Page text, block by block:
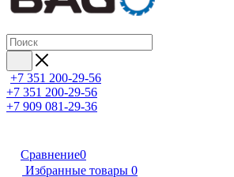
+7 351 200-29-56
+7 351 200-29-56
+7 909 081-29-36
Сравнение0
Избранные товары 0